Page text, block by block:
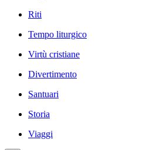
Riti
Tempo liturgico
Virtù cristiane
Divertimento
Santuari
Storia
Viaggi